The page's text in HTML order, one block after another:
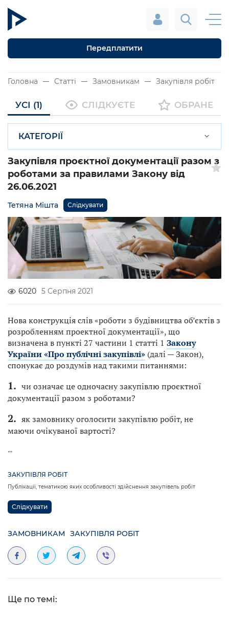
Передплатити
Головна Статті Замовникам Закупівля робіт
УСІ (1) СЛІДКУЄТЕ ОБРАНЕ
КАТЕГОРІЇ
Закупівля проєктної документації разом з
роботами за правилами Закону від
26.06.2021
Тетяна Мішта Слідкувати
6020 5 Серпня 2021
Нова конструкція слів «роботи з будівництва об’єктів з
розробленням проектної документації», що
визначена в пункті 27 частини 1 статті 1 Закону
України «Про публічні закупівлі» (далі — Закон),
спонукає до роздумів над такими питаннями:
чи означає це одночасну закупівлю проєктної
документації разом з роботами?
як замовнику оголосити закупівлю робіт, не
маючи очікуваної вартості?
...
ЗАКУПІВЛЯ РОБІТ
Публікації, тематикою яких особливості здійснення закупівель робіт
Слідкувати
ЗАМОВНИКАМ ЗАКУПІВЛЯ РОБІТ
Ще по темі: